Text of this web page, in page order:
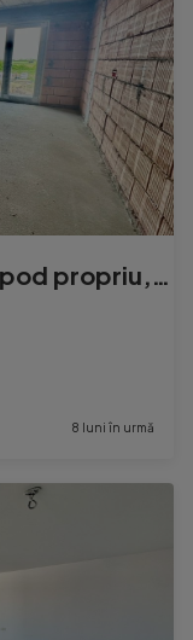
Apartament cu 2 camere, pod propriu, zona Planetelor, Giroc
8 luni în urmă